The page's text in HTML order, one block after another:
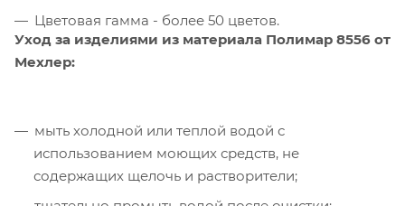
Цветовая гамма - более 50 цветов.
Уход за изделиями из материала Полимар 8556 от
Мехлер:
мыть холодной или теплой водой с
использованием моющих средств, не
содержащих щелочь и растворители;